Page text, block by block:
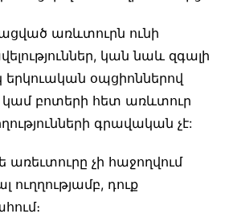
առևտուրն ունի
կան նաև զգալի
երկուական օպցիոններով
բոտերի հետ առևտուր
գրավական չէ:
չի հաջողվում
ուղղությամբ, դուք